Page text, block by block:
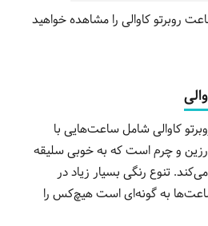
روبرتو کاوالی را مشاهده خواهید
کاوالی شامل ساعت‌هایی با
و چرم است که به خوبی سلیقه
تنوع رنگی بسیار زیاد در
به گونه‌ای‌ است هیچ‌کس را